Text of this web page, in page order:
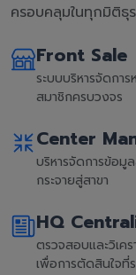
ครอบคลุมในทุกมิติธุ
Front Sale
ระบบบริหารจัดกา
สมาชิกครบวงจร
Center
บริหารจัดการข้อมู
กระจายสู่สาขา
HQ
ตรวจสอบและวิเค
เพื่อการตัดสินใจที่